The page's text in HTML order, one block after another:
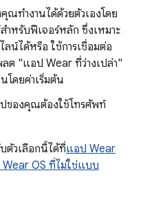
ณทำงานได้ด้วยตัวเองโดย
หรับฟีเจอร์หลัก ซึ่งเหมาะ
น์ได้หรือ ใช้การเชื่อมต่อ
ต "แอป Wear ที่ว่างเปล่า"
ดยค่าเริ่มต้น
ของคุณต้องใช้โทรศัพท์
ตัวเลือกนี้ได้ที่แอป Wear
OS ที่ไม่ใช่แบบ